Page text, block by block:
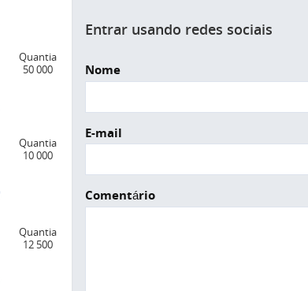
Entrar usando redes sociais
Nome
E-mail
Comentário
Quantia
50 000
Quantia
10 000
Quantia
12 500